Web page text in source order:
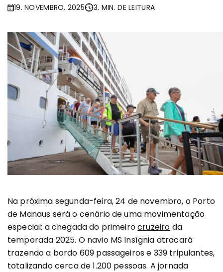
19. NOVEMBRO. 2025 3. MIN. DE LEITURA
Na próxima segunda-feira, 24 de novembro, o Porto
de Manaus será o cenário de uma movimentação
especial: a chegada do primeirocruzeiro da
temporada 2025. O navio MS Insígnia atracará
trazendo a bordo 609 passageiros e 339 tripulantes,
totalizando cerca de 1.200 pessoas. A jornada